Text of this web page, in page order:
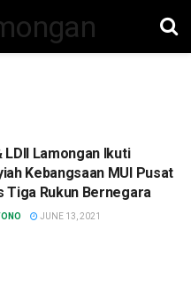
LDII Lamongan Ikuti
Kebangsaan MUI Pusat
Tiga Rukun Bernegara
JUNE 13, 2021